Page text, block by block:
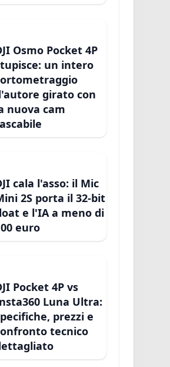
Osmo Pocket 4P
un intero
girato con
nuova cam
cala l'asso: il Mic
2S porta il 32-bit
e l'IA a meno di
euro
Pocket 4P vs
Luna Ultra:
prezzi e
tecnico